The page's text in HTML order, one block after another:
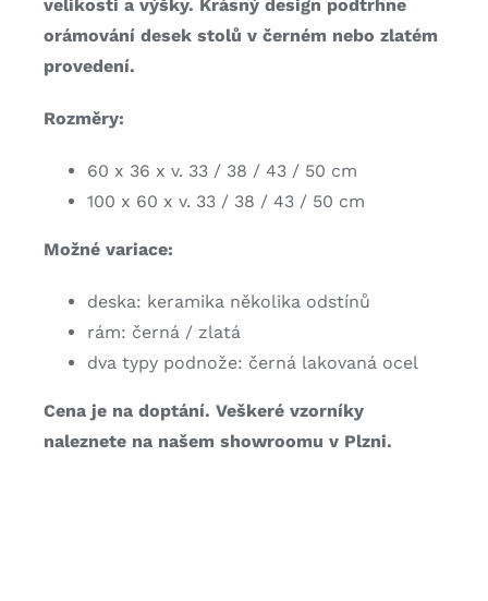
velikosti a výšky. Krásný design podtrhne
orámování desek stolů v černém nebo zlatém
provedení.
Rozměry:
60 x 36 x v. 33 / 38 / 43 / 50 cm
100 x 60 x v. 33 / 38 / 43 / 50 cm
Možné variace:
deska: keramika několika odstínů
rám: černá / zlatá
dva typy podnože: černá lakovaná ocel
Cena je na doptání. Veškeré vzorníky
naleznete na našem showroomu v Plzni.